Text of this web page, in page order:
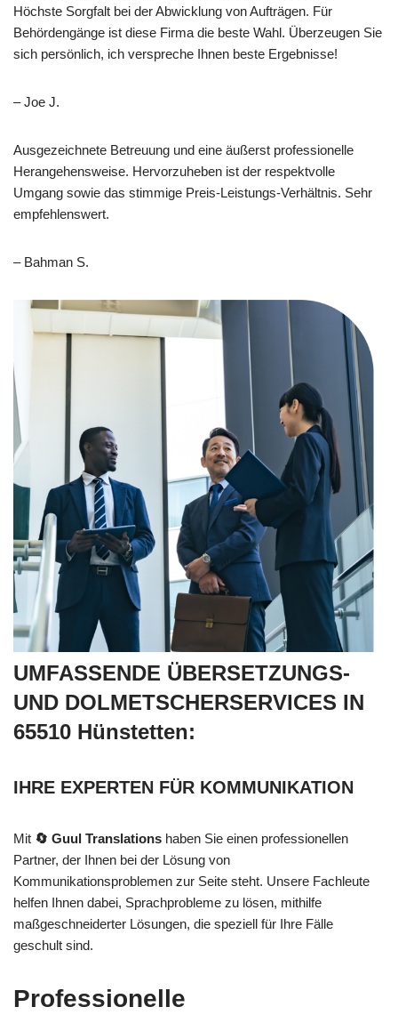
Höchste Sorgfalt bei der Abwicklung von Aufträgen. Für
Behördengänge ist diese Firma die beste Wahl. Überzeugen Sie
sich persönlich, ich verspreche Ihnen beste Ergebnisse!
– Joe J.
Ausgezeichnete Betreuung und eine äußerst professionelle
Herangehensweise. Hervorzuheben ist der respektvolle
Umgang sowie das stimmige Preis-Leistungs-Verhältnis. Sehr
empfehlenswert.
– Bahman S.
UMFASSENDE ÜBERSETZUNGS-
UND DOLMETSCHERSERVICES IN
65510 Hünstetten:
IHRE EXPERTEN FÜR KOMMUNIKATION
Mit 🔄 Guul Translations haben Sie einen professionellen
Partner, der Ihnen bei der Lösung von
Kommunikationsproblemen zur Seite steht. Unsere Fachleute
helfen Ihnen dabei, Sprachprobleme zu lösen, mithilfe
maßgeschneiderter Lösungen, die speziell für Ihre Fälle
geschult sind.
Professionelle